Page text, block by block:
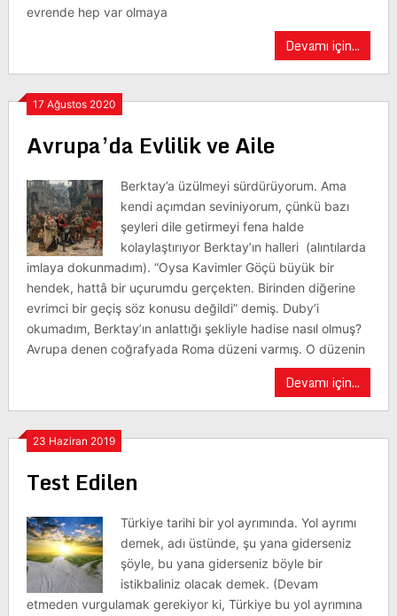
evrende hep var olmaya
Devamı için...
17 Ağustos 2020
Avrupa’da Evlilik ve Aile
Berktay’a üzülmeyi sürdürüyorum. Ama
kendi açımdan seviniyorum, çünkü bazı
şeyleri dile getirmeyi fena halde
kolaylaştırıyor Berktay’ın halleri (alıntılarda
imlaya dokunmadım). “Oysa Kavimler Göçü büyük bir
hendek, hattâ bir uçurumdu gerçekten. Birinden diğerine
evrimci bir geçiş söz konusu değildi” demiş. Duby’i
okumadım, Berktay’ın anlattığı şekliyle hadise nasıl olmuş?
Avrupa denen coğrafyada Roma düzeni varmış. O düzenin
Devamı için...
23 Haziran 2019
Test Edilen
Türkiye tarihi bir yol ayrımında. Yol ayrımı
demek, adı üstünde, şu yana giderseniz
şöyle, bu yana giderseniz böyle bir
istikbaliniz olacak demek. (Devam
etmeden vurgulamak gerekiyor ki, Türkiye bu yol ayrımına